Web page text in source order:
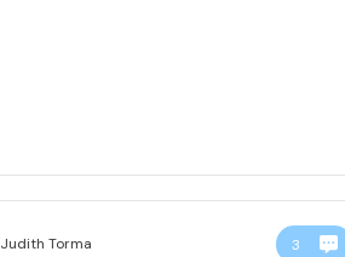
Judith Torma 3